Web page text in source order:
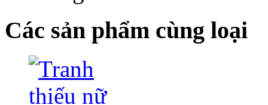
Các sản phẩm cùng loại